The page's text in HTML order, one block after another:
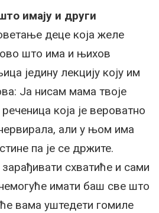
имају и други
деце која желе
што има и њихов
једину лекцију коју им
Ја нисам мама твоје
која је вероватно
али у њом има
па је се држите.
схватиће и сами
имати баш све што
вама уштедети гомиле